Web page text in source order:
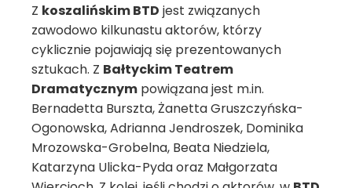
Z koszalińskim BTD jest związanych
zawodowo kilkunastu aktorów, którzy
cyklicznie pojawiają się prezentowanych
sztukach. Z Bałtyckim Teatrem
Dramatycznym powiązana jest m.in.
Bernadetta Burszta, Żanetta Gruszczyńska-
Ogonowska, Adrianna Jendroszek, Dominika
Mrozowska-Grobelna, Beata Niedziela,
Katarzyna Ulicka-Pyda oraz Małgorzata